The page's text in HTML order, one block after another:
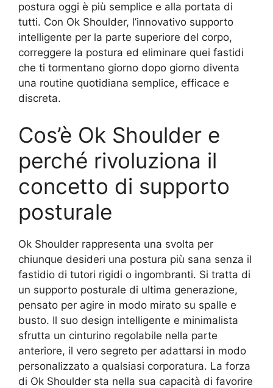
postura oggi è più semplice e alla portata di
tutti. Con Ok Shoulder, l’innovativo supporto
intelligente per la parte superiore del corpo,
correggere la postura ed eliminare quei fastidi
che ti tormentano giorno dopo giorno diventa
una routine quotidiana semplice, efficace e
discreta.
Cos’è Ok Shoulder e
perché rivoluziona il
concetto di supporto
posturale
Ok Shoulder rappresenta una svolta per
chiunque desideri una postura più sana senza il
fastidio di tutori rigidi o ingombranti. Si tratta di
un supporto posturale di ultima generazione,
pensato per agire in modo mirato su spalle e
busto. Il suo design intelligente e minimalista
sfrutta un cinturino regolabile nella parte
anteriore, il vero segreto per adattarsi in modo
personalizzato a qualsiasi corporatura. La forza
di Ok Shoulder sta nella sua capacità di favorire